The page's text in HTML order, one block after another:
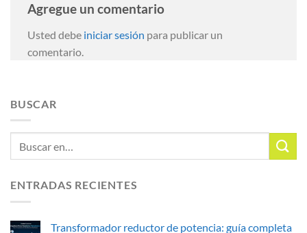
Agregue un comentario
Usted debe iniciar sesión para publicar un
comentario.
BUSCAR
ENTRADAS RECIENTES
Transformador reductor de potencia: guía completa